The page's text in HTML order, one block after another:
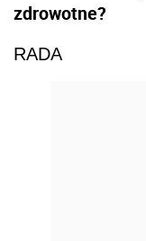
zdrowotne?
RADA